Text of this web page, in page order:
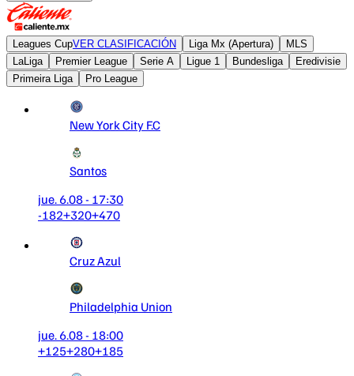
Leagues CupVER CLASIFICACIÓN Liga Mx (Apertura)
MLS
LaLiga
Premier League Serie A Ligue 1 Bundesliga
Eredivisie
Primeira Liga
Pro League
New York City F.C
Santos
jue. 6.08 - 17:30
-182+320+470
Cruz Azul
Philadelphia Union
jue. 6.08 - 18:00
+125+280+185